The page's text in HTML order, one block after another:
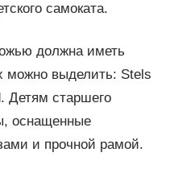
самоката.
должна иметь
можно выделить: Stels
Детям старшего
оснащенные
и прочной рамой.